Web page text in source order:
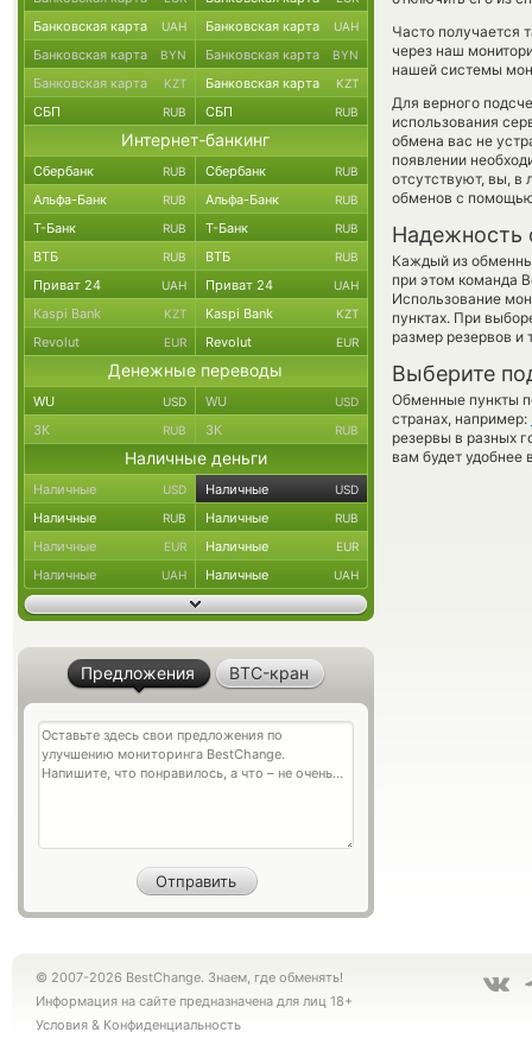
Часто получается
через наш
нашей системы
Для верного
использования
обмена вас не
появлении
отсутствуют, вы,
обменов с
Надежность
Каждый из
при этом команда
Использование
пунктах. При
размер резервов и
Выберите
Обменные пункты
странах, например:
резервы в разных
вам будет удобнее
Банковская карта UAH Банковская карта UAH
Банковская карта BYN Банковская карта BYN
Банковская карта KZT Банковская карта KZT
СБП RUB СБП RUB
Интернет-банкинг
Сбербанк RUB Сбербанк RUB
Альфа-Банк RUB Альфа-Банк RUB
Т-Банк RUB Т-Банк RUB
ВТБ RUB ВТБ RUB
Приват 24 UAH Приват 24 UAH
Kaspi Bank KZT Kaspi Bank KZT
Revolut EUR Revolut EUR
Денежные переводы
WU USD WU USD
ЗК RUB ЗК RUB
Наличные деньги
Наличные USD Наличные USD
Наличные RUB Наличные RUB
Наличные EUR Наличные EUR
Наличные UAH Наличные UAH
Предложения BTC-кран
© 2007-2026 BestChange. Знаем, где обменять!
Информация на сайте предназначена для лиц 18+
Условия & Конфиденциальность